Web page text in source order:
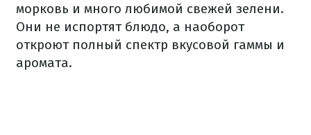
морковь и много любимой свежей зелени.
Они не испортят блюдо, а наоборот
откроют полный спектр вкусовой гаммы и
аромата.